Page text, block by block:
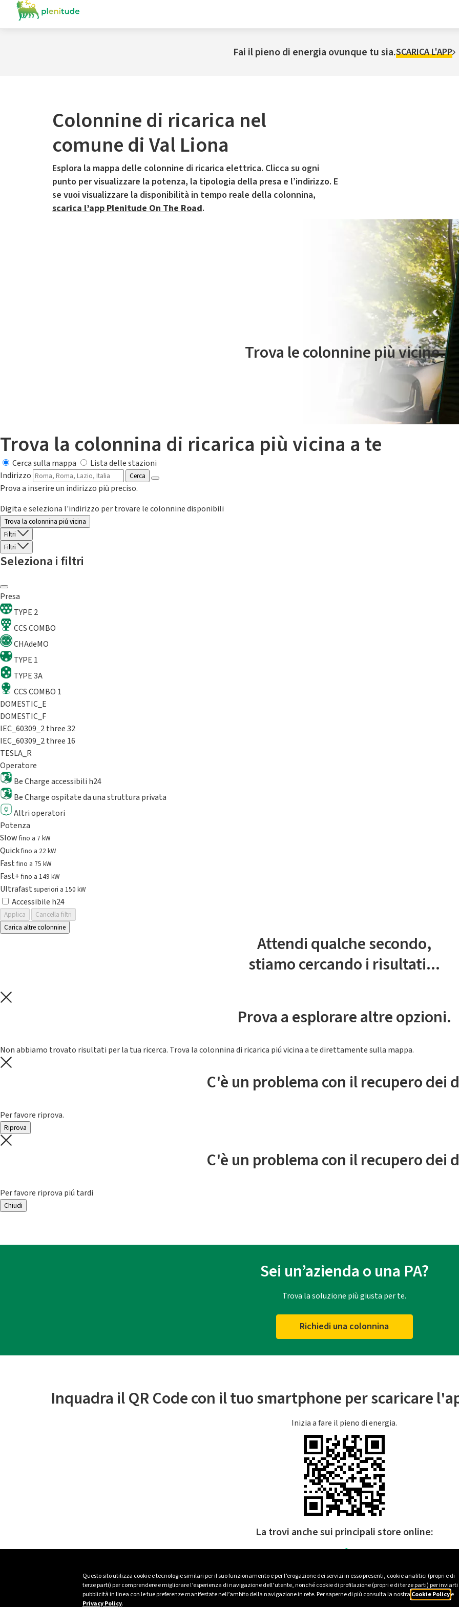
Questo sito utilizza cookie e tecnologie similari per il suo funzionamento e per l’erogazione dei servizi in esso presenti, cookie analitici (propri e di
terze parti) per comprendere e migliorare l’esperienza di navigazione dell’utente, nonché cookie di profilazione (propri e di terze parti) per inviarti
pubblicità in linea con le tue preferenze manifestate nell’ambito della navigazione in rete. Per saperne di più consulta la nostra Cookie Policye
Privacy Policy.
Fai il pieno di energia ovunque tu sia.SCARICA L'APP
Colonnine di ricarica nel
comune di Val Liona
Esplora la mappa delle colonnine di ricarica elettrica. Clicca su ogni
punto per visualizzare la potenza, la tipologia della presa e l’indirizzo. E
se vuoi visualizzare la disponibilità in tempo reale della colonnina,
scarica l’app Plenitude On The Road.
Il servizio di mobilità elettrica è gestito da Plenitude On The Road
Trova le colonnine più vicine.
Trova la colonnina di ricarica più vicina a te
Cerca sulla mappa
Lista delle stazioni
Indirizzo
Cerca
Prova a inserire un indirizzo più preciso.
Digita e seleziona l'indirizzo per trovare le colonnine disponibili
Trova la colonnina piú vicina
Filtri
Filtri
Seleziona i filtri
Presa
TYPE 2
CCS COMBO
CHAdeMO
TYPE 1
TYPE 3A
CCS COMBO 1
DOMESTIC_E
DOMESTIC_F
IEC_60309_2 three 32
IEC_60309_2 three 16
TESLA_R
Operatore
Be Charge accessibili h24
Be Charge ospitate da una struttura privata
Altri operatori
Potenza
Slowfino a 7 kW
Quickfino a 22 kW
Fastfino a 75 kW
Fast+fino a 149 kW
Ultrafast superiori a 150 kW
Accessibile h24
Applica
Cancella filtri
Carica altre colonnine
Attendi qualche secondo,
stiamo cercando i risultati...
Prova a esplorare altre opzioni.
Non abbiamo trovato risultati per la tua ricerca. Trova la colonnina di ricarica piú vicina a te direttamente sulla mappa.
C'è un problema con il recupero dei
Per favore riprova.
Riprova
C'è un problema con il recupero dei
Per favore riprova piú tardi
Chiudi
Sei un’azienda o una PA?
Trova la soluzione più giusta per te.
Richiedi una colonnina
Inquadra il QR Code con il tuo smartphone per scaricare
Inizia a fare il pieno di energia.
La trovi anche sui principali store online: